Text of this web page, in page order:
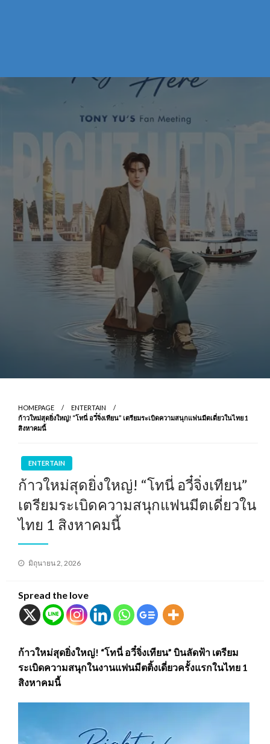
HOMEPAGE
ENTERTAIN
ก้าวใหม่สุดยิ่งใหญ่! “โทนี่ อวี๋จิ่งเทียน” เตรียมระเบิดความสนุกแฟนมีตเดี่ยวในไทย 1
สิงหาคมนี้
ENTERTAIN
ก้าวใหม่สุดยิ่งใหญ่! “โทนี่ อวี๋จิ่งเทียน”
เตรียมระเบิดความสนุกแฟนมีตเดี่ยวใน
ไทย 1 สิงหาคมนี้
Posted
มิถุนายน 2, 2026
Spread the love
ก้าวใหม่สุดยิ่งใหญ่! “โทนี่ อวี๋จิ่งเทียน” บินลัดฟ้า เตรียม
ระเบิดความสนุกในงานแฟนมีตติ้งเดี่ยวครั้งแรกในไทย 1
สิงหาคมนี้